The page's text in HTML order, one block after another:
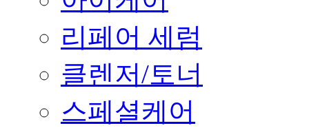
리페어 세럼
클렌저/토너
스페셜케어